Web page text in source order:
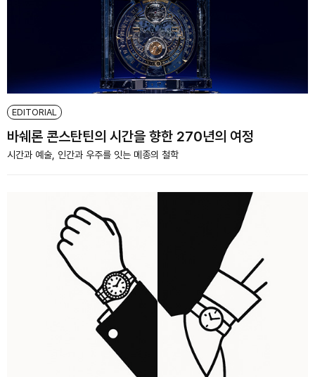
EDITORIAL
바쉐론 콘스탄틴의 시간을 향한 270년의 여정
시간과 예술, 인간과 우주를 잇는 메종의 철학